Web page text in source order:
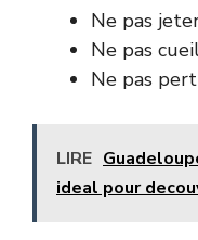
Ne pas
Ne pas
Ne pas
LIRE
ideal pour